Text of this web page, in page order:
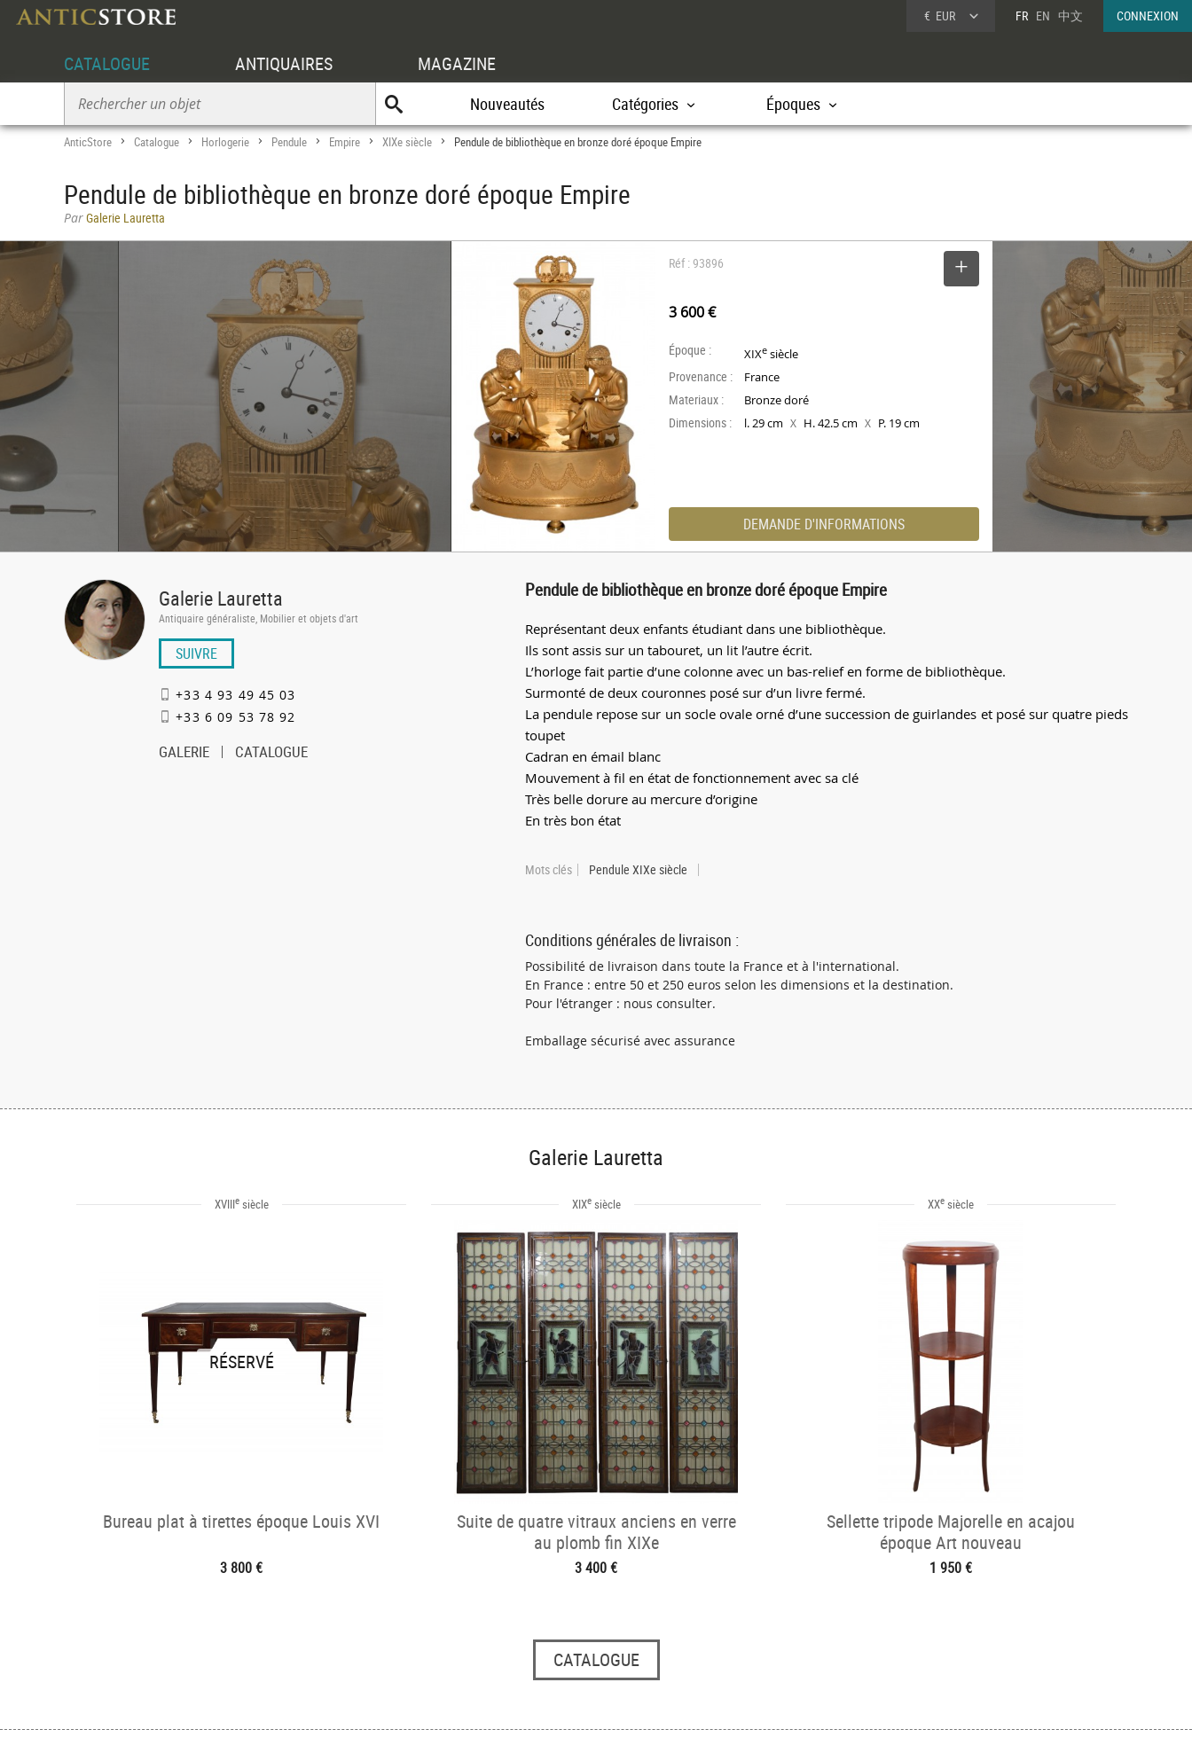
€ EUR FR EN 中文 CONNEXION
CATALOGUE ANTIQUAIRES MAGAZINE
Nouveautés Catégories Époques
AnticStore > Catalogue > Horlogerie > Pendule > Empire > XIXe siècle > Pendule de bibliothèque en bronze doré époque Empire
Pendule de bibliothèque en bronze doré époque Empire
ParGalerie Lauretta
Réf : 93896
3 600 €
Époque : XIXe siècle
Provenance : France
Materiaux : Bronze doré
Dimensions : l. 29 cm X H. 42.5 cm X P. 19 cm
DEMANDE D'INFORMATIONS
Galerie Lauretta
Antiquaire généraliste, Mobilier et objets d'art
SUIVRE
+33 4 93 49 45 03
+33 6 09 53 78 92
GALERIE CATALOGUE
Pendule de bibliothèque en bronze doré époque Empire
Représentant deux enfants étudiant dans une bibliothèque.
Ils sont assis sur un tabouret, un lit l’autre écrit.
L’horloge fait partie d’une colonne avec un bas-relief en forme de bibliothèque.
Surmonté de deux couronnes posé sur d’un livre fermé.
La pendule repose sur un socle ovale orné d’une succession de guirlandes et posé sur quatre pieds
toupet
Cadran en émail blanc
Mouvement à fil en état de fonctionnement avec sa clé
Très belle dorure au mercure d’origine
En très bon état
Mots clés Pendule XIXe siècle
Conditions générales de livraison :
Possibilité de livraison dans toute la France et à l'international.
En France : entre 50 et 250 euros selon les dimensions et la destination.
Pour l'étranger : nous consulter.
Emballage sécurisé avec assurance
Galerie Lauretta
XVIIIesiècle
RÉSERVÉ
Bureau plat à tirettes époque Louis XVI
3 800 €
XIXesiècle
Suite de quatre vitraux anciens en verre
au plomb fin XIXe
3 400 €
XXe siècle
Sellette tripode Majorelle en acajou
époque Art nouveau
1 950 €
CATALOGUE